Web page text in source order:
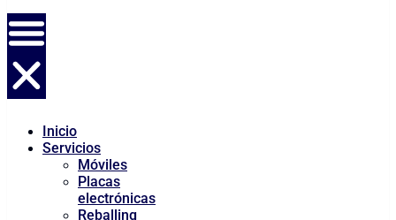
Inicio
Servicios
Móviles
Placas
electrónicas
Reballing